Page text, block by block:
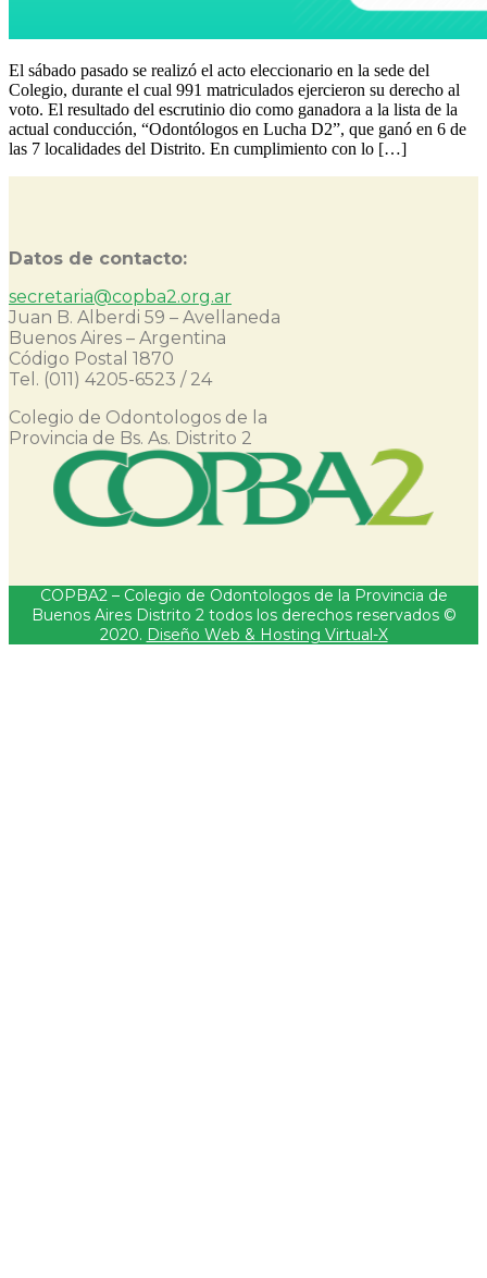
El sábado pasado se realizó el acto eleccionario en la sede del
Colegio, durante el cual 991 matriculados ejercieron su derecho al
voto. El resultado del escrutinio dio como ganadora a la lista de la
actual conducción, “Odontólogos en Lucha D2”, que ganó en 6 de
las 7 localidades del Distrito. En cumplimiento con lo […]
Datos de contacto:
secretaria@copba2.org.ar
Juan B. Alberdi 59 – Avellaneda
Buenos Aires – Argentina
Código Postal 1870
Tel. (011) 4205-6523 / 24
Colegio de Odontologos de la
Provincia de Bs. As. Distrito 2
COPBA2 – Colegio de Odontologos de la Provincia de
Buenos Aires Distrito 2 todos los derechos reservados ©
2020. Diseño Web & Hosting Virtual-X